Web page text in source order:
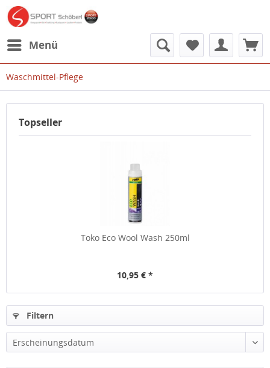
Menü
Waschmittel-Pflege
Topseller
Toko Eco Wool Wash 250ml
10,95 € *
Filtern